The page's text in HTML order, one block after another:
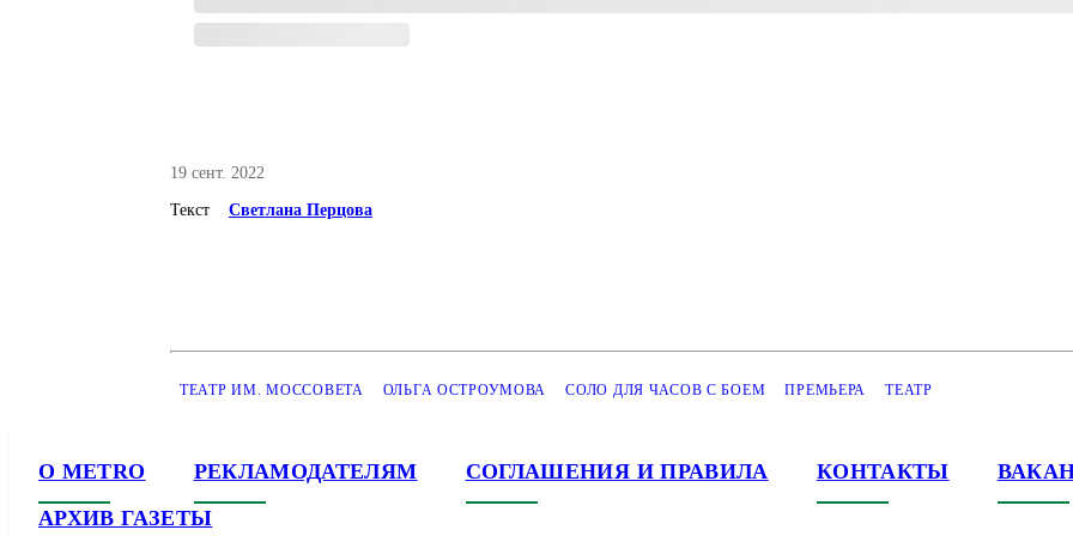
19 сент. 2022
Текст Светлана Перцова
ТЕАТР ИМ. МОССОВЕТА ОЛЬГА ОСТРОУМОВА СОЛО ДЛЯ ЧАСОВ С БОЕМ ПРЕМЬЕРА ТЕАТР
О METRO РЕКЛАМОДАТЕЛЯМ СОГЛАШЕНИЯ И ПРАВИЛА КОНТАКТЫ
АРХИВ ГАЗЕТЫ